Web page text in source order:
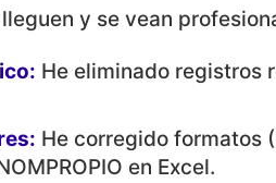
y se vean
He eliminado registros
He corregido formatos
en Excel.